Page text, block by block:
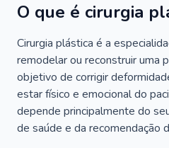
O que é cirurgia
Cirurgia plástica é a
remodelar ou reconstruir uma
objetivo de corrigir
estar físico e emocional do
depende principalmente do
de saúde e da recomendação